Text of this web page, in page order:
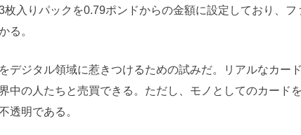
入りパックを0.79ポンドからの金額に設定しており、フ
る。
デジタル領域に惹きつけるための試みだ。リアルなカー
中の人たちと売買できる。ただし、モノとしてのカード
透明である。